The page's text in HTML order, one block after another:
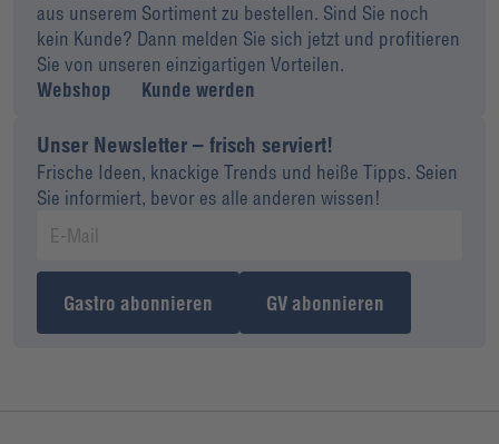
aus unserem Sortiment zu bestellen. Sind Sie noch
kein Kunde? Dann melden Sie sich jetzt und profitieren
Sie von unseren einzigartigen Vorteilen.
Webshop
Kunde werden
Unser Newsletter – frisch serviert!
Frische Ideen, knackige Trends und heiße Tipps. Seien
Sie informiert, bevor es alle anderen wissen!
Gastro abonnieren GV abonnieren